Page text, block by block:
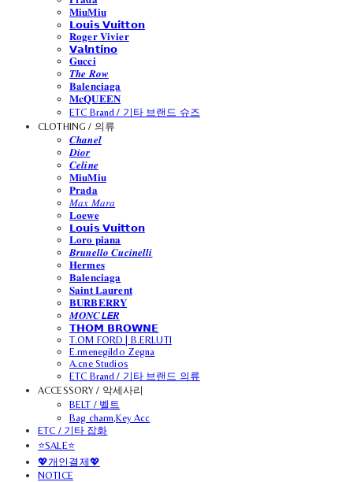
𝐌𝐢𝐮𝐌𝐢𝐮
𝗟𝗼𝘂𝗶𝘀 𝗩𝘂𝗶𝘁𝘁𝗼𝗻
𝐑𝐨𝐠𝐞𝐫 𝐕𝐢𝐯𝐢𝐞𝐫
𝗩𝗮𝗹𝗻𝘁𝗶𝗻𝗼
𝐆𝐮𝐜𝐜𝐢
𝑻𝒉𝒆 𝑹𝒐𝒘
𝐁𝐚𝐥𝐞𝐧𝐜𝐢𝐚𝐠𝐚
𝐌𝐜𝐐𝐔𝐄𝐄𝐍
ETC Brand / 기타 브랜드 슈즈
CLOTHING / 의류
𝑪𝒉𝒂𝒏𝒆𝒍
𝑫𝒊𝒐𝒓
𝑪𝒆𝒍𝒊𝒏𝒆
𝐌𝐢𝐮𝐌𝐢𝐮
𝐏𝐫𝐚𝐝𝐚
𝑀𝑎𝑥 𝑀𝑎𝑟𝑎
𝐋𝐨𝐞𝐰𝐞
𝗟𝗼𝘂𝗶𝘀 𝗩𝘂𝗶𝘁𝘁𝗼𝗻
𝐋𝐨𝐫𝐨 𝐩𝐢𝐚𝐧𝐚
𝑩𝒓𝒖𝒏𝒆𝒍𝒍𝒐 𝑪𝒖𝒄𝒊𝒏𝒆𝒍𝒍𝒊
𝐇𝐞𝐫𝐦𝐞𝐬
𝐁𝐚𝐥𝐞𝐧𝐜𝐢𝐚𝐠𝐚
𝐒𝐚𝐢𝐧𝐭 𝐋𝐚𝐮𝐫𝐞𝐧𝐭
𝐁𝐔𝐑𝐁𝐄𝐑𝐑𝐘
𝑴𝑶𝑵𝑪𝙇𝙀𝑹
𝗧𝗛𝗢𝗠 𝗕𝗥𝗢𝗪𝗡𝗘
T.OM FORD | B.ERLUTI
E.rmenegildo Zegna
A.cne Studios
ETC Brand / 기타 브랜드 의류
ACCESSORY / 악세사리
BELT / 벨트
Bag charm,Key Acc
ETC / 기타 잡화
⭐SALE⭐
💖개인결제💖
NOTICE